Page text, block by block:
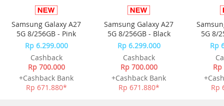
Silicon yang digunakan bebas dari bahan kimia
dan aman digunakan untuk memasak
- Anti Odor
Utensile silicon anti bau walaupun sudah dipakai berkali-
Samsung Galaxy A27
5G 8/256GB - Pink
Rp 6.299.000
Cashback
Rp 700.000
+Cashback Bank
Rp 671.880*
Samsung Galaxy A27
5G 8/256GB - Black
Rp 6.299.000
Cashback
Rp 700.000
+Cashback Bank
Rp 671.880*
5G 8/
Rp
Rp